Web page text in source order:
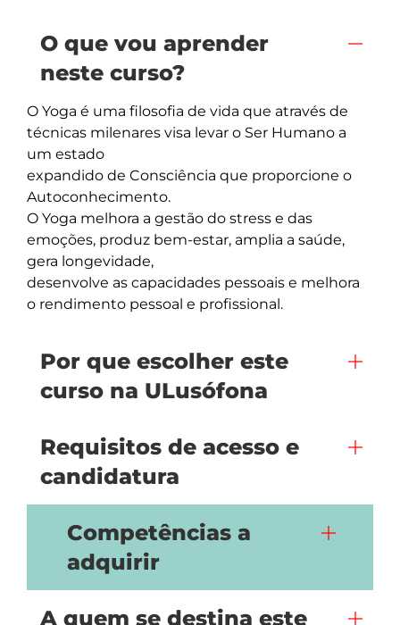
O que vou aprender
neste curso?
O Yoga é uma filosofia de vida que através de
técnicas milenares visa levar o Ser Humano a
um estado
expandido de Consciência que proporcione o
Autoconhecimento.
O Yoga melhora a gestão do stress e das
emoções, produz bem-estar, amplia a saúde,
gera longevidade,
desenvolve as capacidades pessoais e melhora
Por que escolher este
curso na ULusófona
Requisitos de acesso e
candidatura
Competências a
adquirir
A quem se destina este